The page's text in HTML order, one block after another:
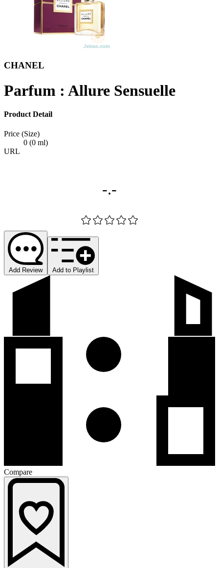
CHANEL
Parfum : Allure Sensuelle
Product Detail
Price (Size)
0 (0 ml)
URL
-.-
Add Review Add to Playlist
Compare